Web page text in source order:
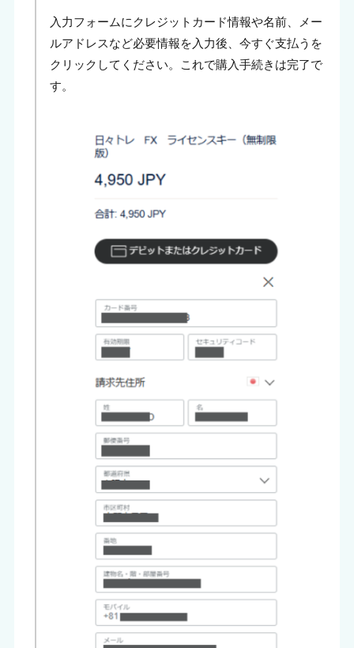
入力フォームにクレジットカード情報や名前、メー
ルアドレスなど必要情報を入力後、今すぐ支払うを
クリックしてください。これで購入手続きは完了で
す。